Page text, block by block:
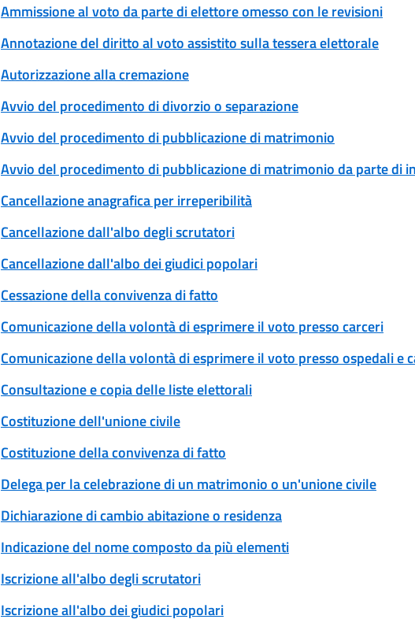
Ammissione al voto da parte di elettore omesso con le revisioni
Annotazione del diritto al voto assistito sulla tessera elettorale
Autorizzazione alla cremazione
Avvio del procedimento di divorzio o separazione
Avvio del procedimento di pubblicazione di matrimonio
Avvio del procedimento di pubblicazione di matrimonio da parte di
Cancellazione anagrafica per irreperibilità
Cancellazione dall'albo degli scrutatori
Cancellazione dall'albo dei giudici popolari
Cessazione della convivenza di fatto
Comunicazione della volontà di esprimere il voto presso carceri
Comunicazione della volontà di esprimere il voto presso ospedali e
Consultazione e copia delle liste elettorali
Costituzione dell'unione civile
Costituzione della convivenza di fatto
Delega per la celebrazione di un matrimonio o un'unione civile
Dichiarazione di cambio abitazione o residenza
Indicazione del nome composto da più elementi
Iscrizione all'albo degli scrutatori
Iscrizione all'albo dei giudici popolari